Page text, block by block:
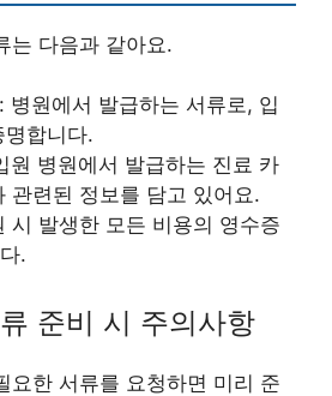
는 다음과 같아요.
: 병원에서 발급하는 서류로, 입
합니다.
원 병원에서 발급하는 진료 카
관련된 정보를 담고 있어요.
시 발생한 모든 비용의 영수증
.
준비 시 주의사항
요한 서류를 요청하면 미리 준